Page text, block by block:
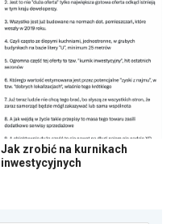
Jak zrobić na kurnikach
inwestycyjnych